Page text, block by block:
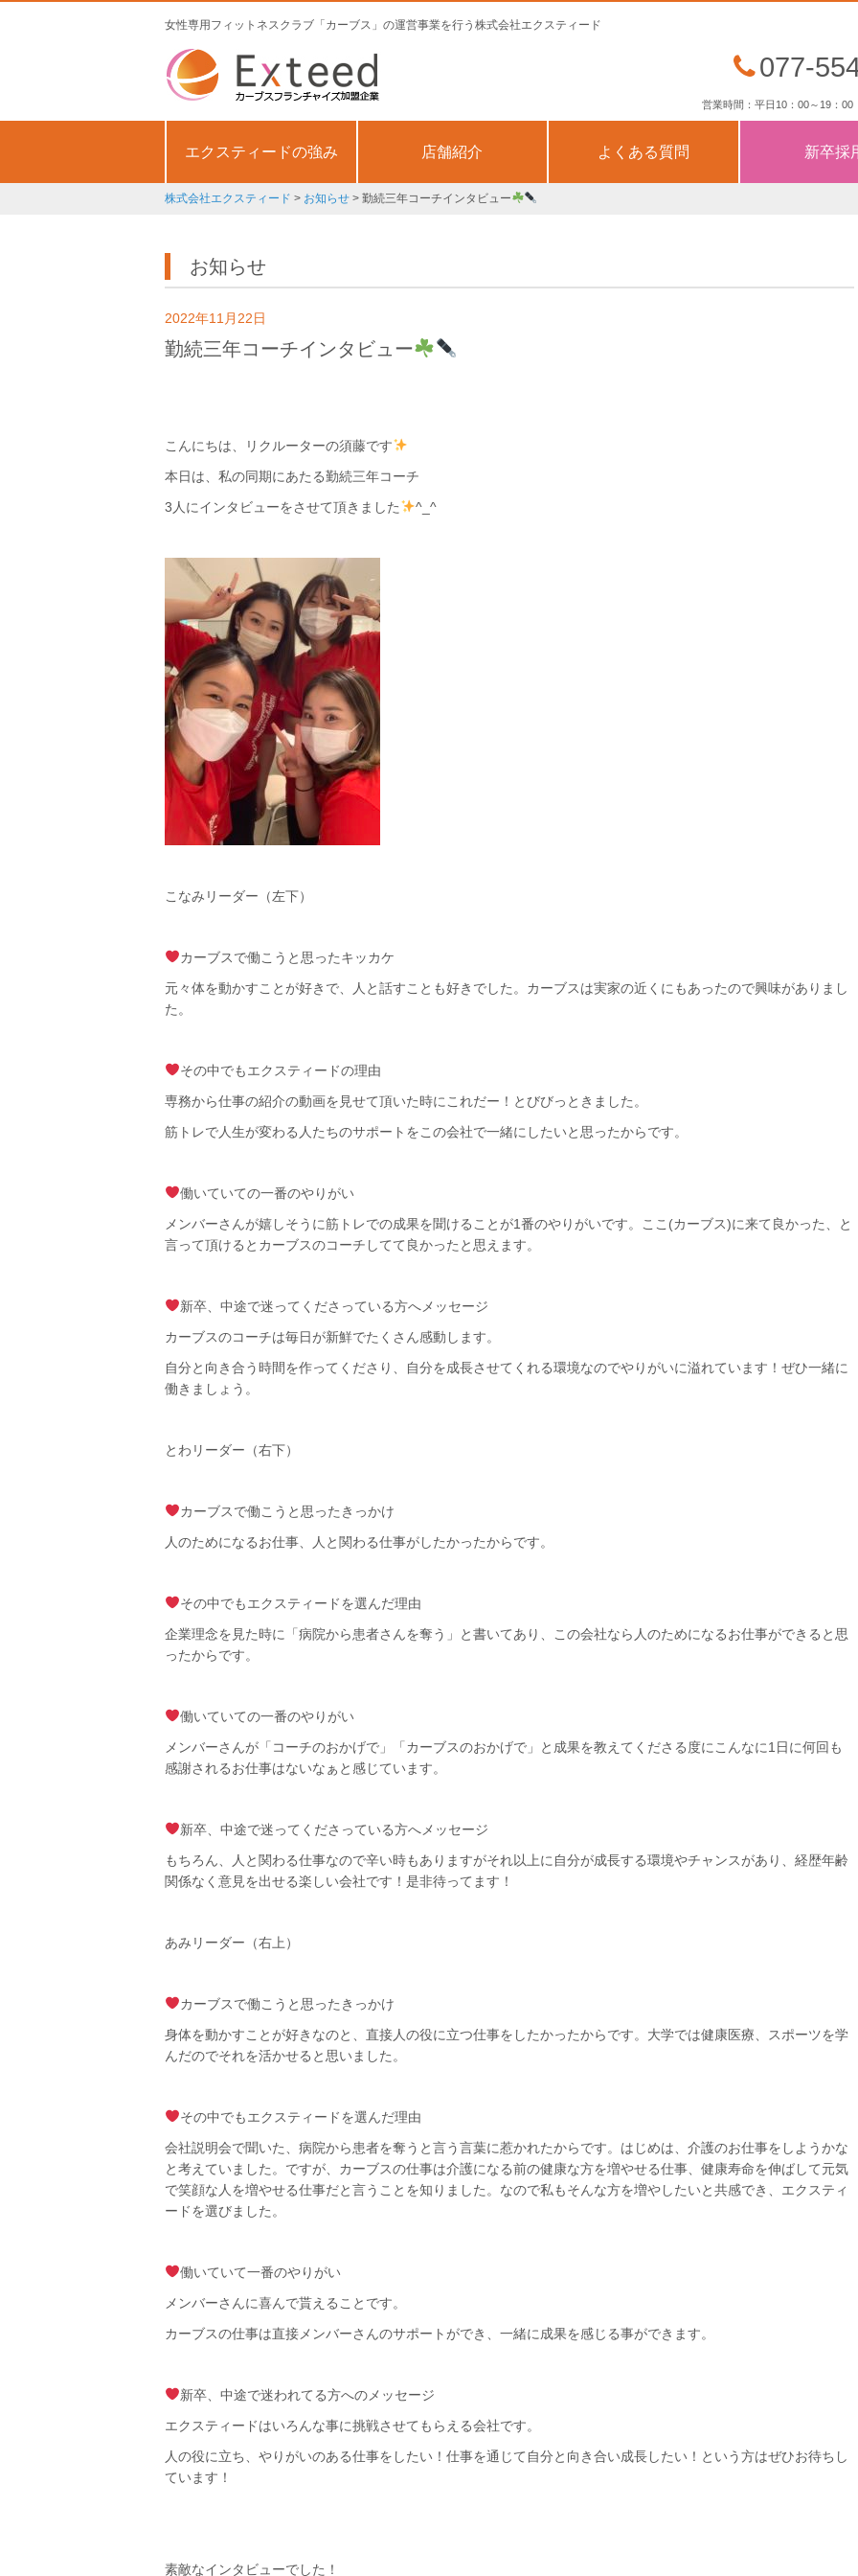
女性専用フィットネスクラブ「カーブス」の運営事業を行う株式会社エクスティード
077-
営業時間：平日10：00～19：
エクスティードの強み 店舗紹介 よくある質問 新卒採
株式会社エクスティード > お知らせ > 勤続三年コーチインタビュー
お知らせ
2022年11月22日
勤続三年コーチインタビュー
こんにちは、リクルーターの須藤です
本日は、私の同期にあたる勤続三年コーチ
3 人にインタビューをさせて頂きました ^_^
こなみリーダー（左下）
カーブスで働こうと思ったキッカケ
元々体を動かすことが好きで、人と話すことも好きでした。カーブスは実家の近くにもあったので興味がありまし
た。
その中でもエクスティードの理由
専務から仕事の紹介の動画を見せて頂いた時にこれだー！とびびっときました。
筋トレで人生が変わる人たちのサポートをこの会社で一緒にしたいと思ったからです。
働いていての一番のやりがい
メンバーさんが嬉しそうに筋トレでの成果を聞けることが1番のやりがいです。ここ (カーブス)に来て良かった、と
言って頂けるとカーブスのコーチしてて良かったと思えます。
新卒、中途で迷ってくださっている方へメッセージ
カーブスのコーチは毎日が新鮮でたくさん感動します。
自分と向き合う時間を作ってくださり、自分を成長させてくれる環境なのでやりがいに溢れています！ぜひ一緒に
働きましょう。
とわリーダー（右下）
カーブスで働こうと思ったきっかけ
人のためになるお仕事、人と関わる仕事がしたかったからです。
その中でもエクスティードを選んだ理由
企業理念を見た時に「病院から患者さんを奪う」と書いてあり、この会社なら人のためになるお仕事ができると思
ったからです。
働いていての一番のやりがい
メンバーさんが「コーチのおかげで」「カーブスのおかげで」と成果を教えてくださる度にこんなに1 日に何回も
感謝されるお仕事はないなぁと感じています。
新卒、中途で迷ってくださっている方へメッセージ
もちろん、人と関わる仕事なので辛い時もありますがそれ以上に自分が成長する環境やチャンスがあり、経歴年齢
関係なく意見を出せる楽しい会社です！是非待ってます！
あみリーダー（右上）
カーブスで働こうと思ったきっかけ
身体を動かすことが好きなのと、直接人の役に立つ仕事をしたかったからです。大学では健康医療、スポーツを学
んだのでそれを活かせると思いました。
その中でもエクスティードを選んだ理由
会社説明会で聞いた、病院から患者を奪うと言う言葉に惹かれたからです。はじめは、介護のお仕事をしようかな
と考えていました。ですが、カーブスの仕事は介護になる前の健康な方を増やせる仕事、健康寿命を伸ばして元気
で笑顔な人を増やせる仕事だと言うことを知りました。なので私もそんな方を増やしたいと共感でき、エクスティ
ードを選びました。
働いていて一番のやりがい
メンバーさんに喜んで貰えることです。
カーブスの仕事は直接メンバーさんのサポートができ、一緒に成果を感じる事ができます。
新卒、中途で迷われてる方へのメッセージ
エクスティードはいろんな事に挑戦させてもらえる会社です。
人の役に立ち、やりがいのある仕事をしたい！仕事を通じて自分と向き合い成長したい！という方はぜひお待ちし
ています！
素敵なインタビューでした！